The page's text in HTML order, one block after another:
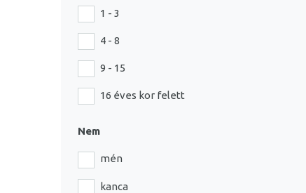
1 - 3
4 - 8
9 - 15
16 éves kor felett
Nem
mén
kanca